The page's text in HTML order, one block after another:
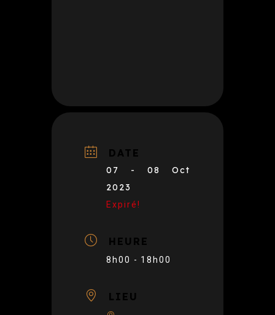
DATE
07 - 08 Oct
2023
Expiré!
HEURE
8h00 - 18h00
LIEU